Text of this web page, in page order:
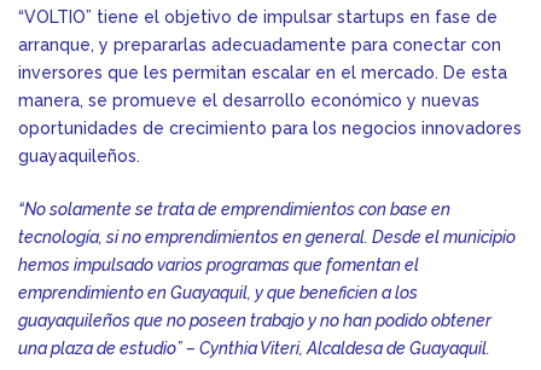
“VOLTIO” tiene el objetivo de impulsar startups en fase de
arranque, y prepararlas adecuadamente para conectar con
inversores que les permitan escalar en el mercado. De esta
manera, se promueve el desarrollo económico y nuevas
oportunidades de crecimiento para los negocios innovadores
guayaquileños.
“No solamente se trata de emprendimientos con base en
tecnología, si no emprendimientos en general. Desde el municipio
hemos impulsado varios programas que fomentan el
emprendimiento en Guayaquil, y que beneficien a los
guayaquileños que no poseen trabajo y no han podido obtener
una plaza de estudio” – Cynthia Viteri, Alcaldesa de Guayaquil.